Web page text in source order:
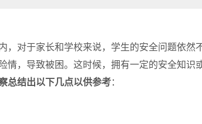
，对于家长和学校来说，学生的安全问题依
情，导致被困。这时候，拥有一定的安全知识
总结出以下几点以供参考：